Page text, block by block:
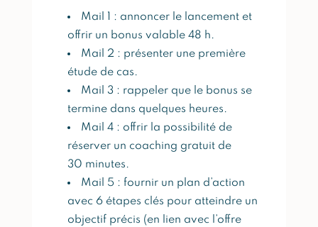
Mail 1 : annoncer le lancement et
offrir un bonus valable 48 h.
Mail 2 : présenter une première
étude de cas.
Mail 3 : rappeler que le bonus se
termine dans quelques heures.
Mail 4 : offrir la possibilité de
réserver un coaching gratuit de
30 minutes.
Mail 5 : fournir un plan d’action
avec 6 étapes clés pour atteindre un
objectif précis (en lien avec l’offre